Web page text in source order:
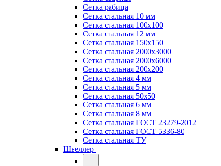
Сетка рабица
Сетка стальная 10 мм
Сетка стальная 100х100
Сетка стальная 12 мм
Сетка стальная 150х150
Сетка стальная 2000х3000
Сетка стальная 2000х6000
Сетка стальная 200х200
Сетка стальная 4 мм
Сетка стальная 5 мм
Сетка стальная 50х50
Сетка стальная 6 мм
Сетка стальная 8 мм
Сетка стальная ГОСТ 23279-2012
Сетка стальная ГОСТ 5336-80
Сетка стальная ТУ
Швеллер